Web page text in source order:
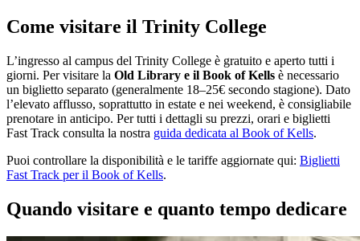
Come visitare il Trinity College
L’ingresso al campus del Trinity College è gratuito e aperto tutti i
giorni. Per visitare la Old Library e il Book of Kells è necessario
un biglietto separato (generalmente 18–25€ secondo stagione). Dato
l’elevato afflusso, soprattutto in estate e nei weekend, è consigliabile
prenotare in anticipo. Per tutti i dettagli su prezzi, orari e biglietti
Fast Track consulta la nostra guida dedicata al Book of Kells.
Puoi controllare la disponibilità e le tariffe aggiornate qui: Biglietti
Fast Track per il Book of Kells.
Quando visitare e quanto tempo dedicare